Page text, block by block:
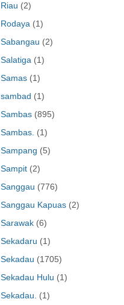
Riau (2)
Rodaya (1)
Sabangau (2)
Salatiga (1)
Samas (1)
sambad (1)
Sambas (895)
Sambas. (1)
Sampang (5)
Sampit (2)
Sanggau (776)
Sanggau Kapuas (2)
Sarawak (6)
Sekadaru (1)
Sekadau (1705)
Sekadau Hulu (1)
Sekadau. (1)